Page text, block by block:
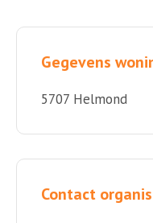
Gegevens
5707 Helmond
Contact